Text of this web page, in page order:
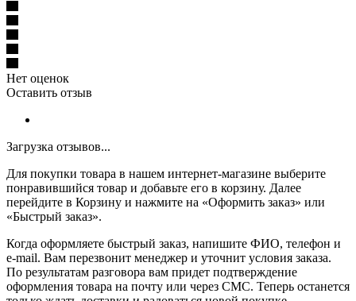
Нет оценок
Оставить отзыв
Загрузка отзывов...
Для покупки товара в нашем интернет-магазине выберите
понравившийся товар и добавьте его в корзину. Далее
перейдите в Корзину и нажмите на «Оформить заказ» или
«Быстрый заказ».
Когда оформляете быстрый заказ, напишите ФИО, телефон и
e-mail. Вам перезвонит менеджер и уточнит условия заказа.
По результатам разговора вам придет подтверждение
оформления товара на почту или через СМС. Теперь останется